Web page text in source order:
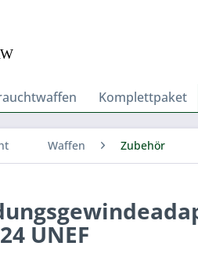
Komplettpaket
Waffen Zubehör
UNEF